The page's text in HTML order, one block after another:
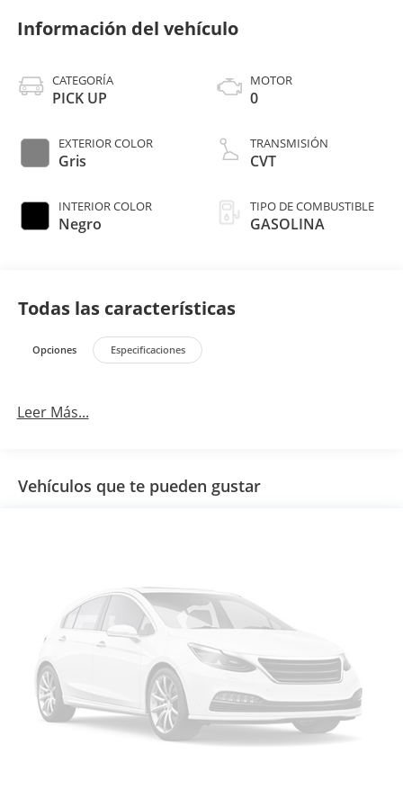
Información del vehículo
CATEGORÍA
PICK UP
EXTERIOR COLOR
Gris
INTERIOR COLOR
Negro
MOTOR
0
TRANSMISIÓN
CVT
TIPO DE COMBUSTIBLE
GASOLINA
Todas las características
Opciones Especificaciones
Leer Más...
Vehículos que te pueden gustar